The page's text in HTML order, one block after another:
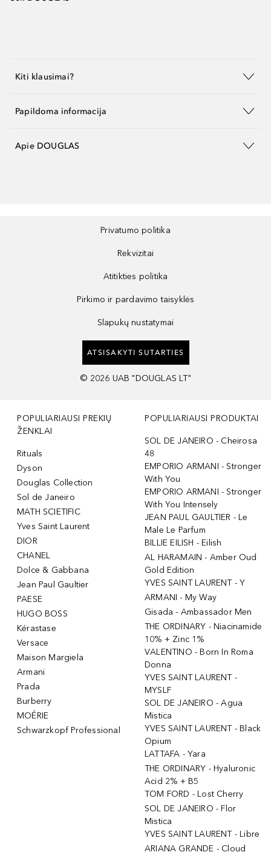
Kiti klausimai?
Papildoma informacija
Apie DOUGLAS
Privatumo politika
Rekvizitai
Atitikties politika
Pirkimo ir pardavimo taisyklės
Slapukų nustatymai
ATSISAKYTI SUTARTIES
© 2026 UAB "DOUGLAS LT"
POPULIARIAUSI PREKIŲ
ŽENKLAI
Rituals
Dyson
Douglas Collection
Sol de Janeiro
MATH SCIETIFIC
Yves Saint Laurent
DIOR
CHANEL
Dolce & Gabbana
Jean Paul Gaultier
PAESE
HUGO BOSS
Kérastase
Versace
Maison Margiela
Armani
Prada
Burberry
MOÉRIE
Schwarzkopf Professional
POPULIARIAUSI PRODUKTAI
SOL DE JANEIRO - Cheirosa
48
EMPORIO ARMANI - Stronger
With You
EMPORIO ARMANI - Stronger
With You Intensely
JEAN PAUL GAULTIER - Le
Male Le Parfum
BILLIE EILISH - Eilish
AL HARAMAIN - Amber Oud
Gold Edition
YVES SAINT LAURENT - Y
ARMANI - My Way
Gisada - Ambassador Men
THE ORDINARY - Niacinamide
10% + Zinc 1%
VALENTINO - Born In Roma
Donna
YVES SAINT LAURENT -
MYSLF
SOL DE JANEIRO - Agua
Mistica
YVES SAINT LAURENT - Black
Opium
LATTAFA - Yara
THE ORDINARY - Hyaluronic
Acid 2% + B5
TOM FORD - Lost Cherry
SOL DE JANEIRO - Flor
Mistica
YVES SAINT LAURENT - Libre
ARIANA GRANDE - Cloud